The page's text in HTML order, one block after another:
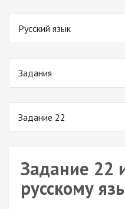
Русский язык
Задания
Задание 22
Задание 22
русскому